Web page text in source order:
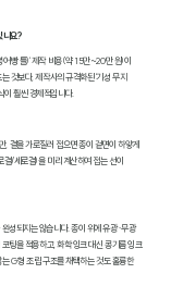
나요?
어빵 틀)' 제작 비용(약 15만~20만 원)이
것보다, 제작사의 규격화된 '기성 무지
이 훨씬 경제적입니다.
결을 가로질러 접으면 종이 겉면이 하얗게
/세로결)을 미리 계산하여 접는 선이
성되지는 않습니다. 종이 위에 유광·무광
팅을 적용하고, 화학 잉크 대신 콩기름 잉크
G형 조립 구조를 채택하는 것도 훌륭한